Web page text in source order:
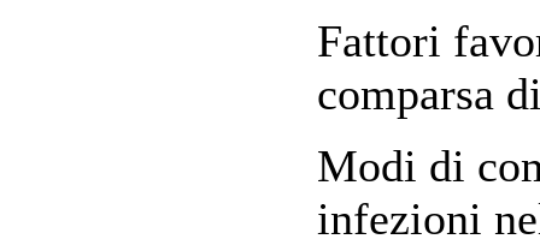
Fattori
comparsa
Modi di
infezioni